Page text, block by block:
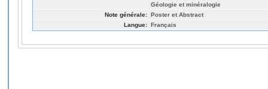
Géologie et minéralogie
Note générale: Poster et Abstract
Langue: Français